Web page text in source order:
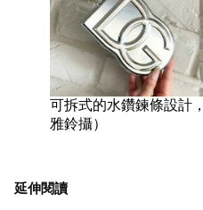
可拆式的水鑽鍊條設計
雅鈴攝）
延伸閱讀